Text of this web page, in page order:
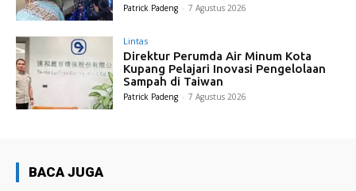
Patrick Padeng - 7 Agustus 2026
Lintas
Direktur Perumda Air Minum Kota
Kupang Pelajari Inovasi Pengelolaan
Sampah di Taiwan
Patrick Padeng - 7 Agustus 2026
BACA JUGA